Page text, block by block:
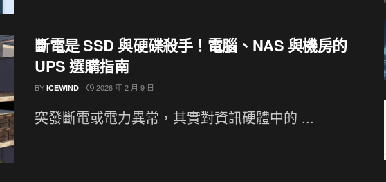
斷電是 SSD 與硬碟殺手！電腦、NAS 與機房的
UPS 選購指南
BY ICEWIND 2026 年 2 月 9 日
突發斷電或電力異常，其實對資訊硬體中的 ...